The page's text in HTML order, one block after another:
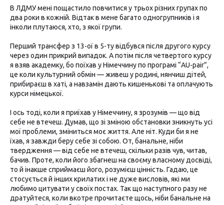
В ЛДМУ мені пощастило повчитися у трьох різних групах по
два роки в кожній. Відтак в мене багато одногрупників і я
інколи плутаюся, хто, з якої групи.
Перший трансфер з 13-ої в 5-ту відбувся після другого курсу
через один прикрий випадок. А потім після четвертого курсу
я взяв академку, бо поїхав у Німеччину по програмі “AU-pair”,
це коли культурний обмін — живеш у родині, нянчиш дітей,
прибираєш в хаті, а навзамін дають кишенькові та оплачують
курси німецької.
І ось тоді, коли я приїхав у Німеччину, я зрозумів — що від
себе не втечеш. Думав, що зі зміною обстановки зникнуть усі
мої проблеми, зміниться моє життя. Але ніт. Куди би я не
їхав, я завжди беру себе зі собою. От, банальне, ніби
твердження — від себе не втечеш, скільки разів чув, читав,
бачив. Проте, коли його збагнеш на своєму власному досвіді,
то й інакше сприймаєш його, розумієш цінність. Гадаю, це
стосується й інших крилатих і не дуже висловів, які ми
любимо цитувати у своїх постах. Так що наступного разу не
дратуйтеся, коли вкотре прочитаєте щось, ніби банальне на